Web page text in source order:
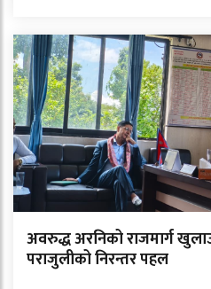
अवरुद्ध अरनिको राजमार्ग
पराजुलीको निरन्तर पहल